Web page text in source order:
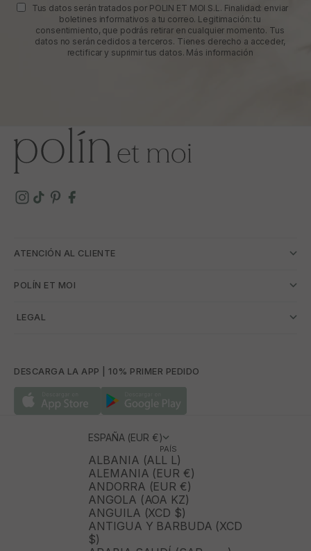
Tus datos serán tratados por POLIN ET MOI S.L. Finalidad: enviar
boletines informativos a tu correo. Legitimación: tu
consentimiento, que podrás retirar en cualquier momento. Tus
datos no serán cedidos a terceros. Tienes derecho a acceder,
rectificar y suprimir tus datos. Más información
ATENCIÓN AL CLIENTE
POLÍN ET MOI
­ LEGAL
DESCARGA LA APP | 10% PRIMER PEDIDO
ESPAÑA (EUR €)
PAÍS
ALBANIA (ALL L)
ALEMANIA (EUR €)
ANDORRA (EUR €)
ANGOLA (AOA KZ)
ANGUILA (XCD $)
ANTIGUA Y BARBUDA (XCD
$)